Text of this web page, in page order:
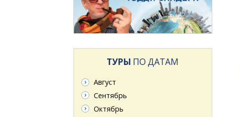
ТУРЫ ПО ДАТАМ
Август
Сентябрь
Октябрь